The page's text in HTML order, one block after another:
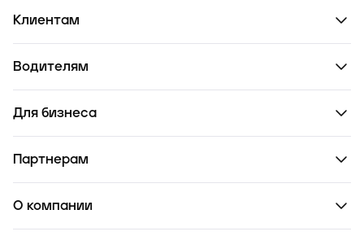
Клиентам
Водителям
Для бизнеса
Партнерам
О компании